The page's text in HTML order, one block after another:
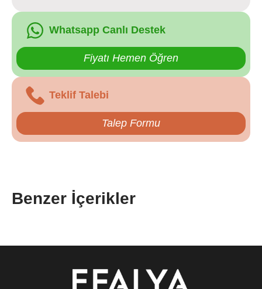
Whatsapp Canlı Destek
Fiyatı Hemen Öğren
Teklif Talebi
Talep Formu
Benzer İçerikler